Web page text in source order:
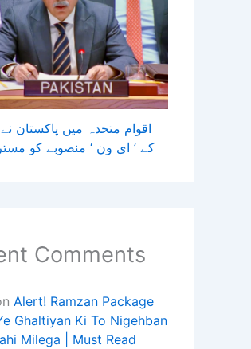
اقوام متحدہ میں پاکستان
کے ’ ای ون ‘ منصوبے کو
Comments
Alert! Ramzan Package
Ghaltiyan Ki To Nigehban
Milega | Must Read